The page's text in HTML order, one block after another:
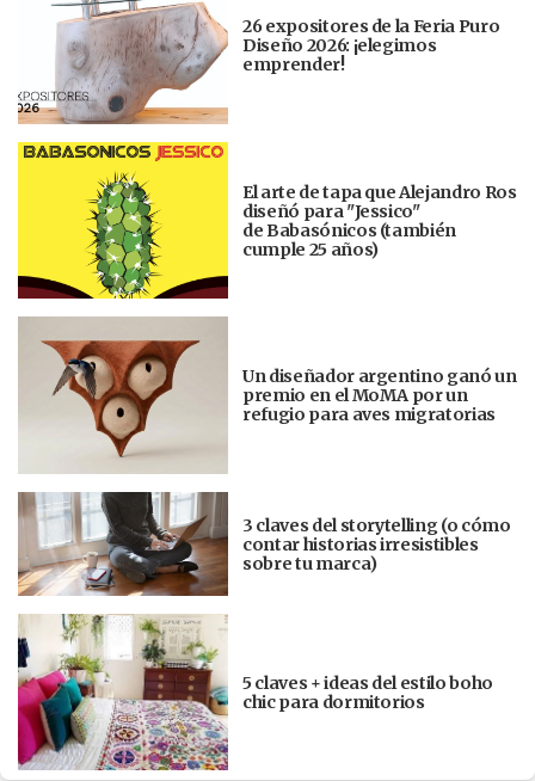
26 expositores de la Feria Puro
Diseño 2026: ¡elegimos
emprender!
El arte de tapa que Alejandro Ros
diseñó para "Jessico"
de Babasónicos (también
cumple 25 años)
Un diseñador argentino ganó un
premio en el MoMA por un
refugio para aves migratorias
3 claves del storytelling (o cómo
contar historias irresistibles
sobre tu marca)
5 claves + ideas del estilo boho
chic para dormitorios